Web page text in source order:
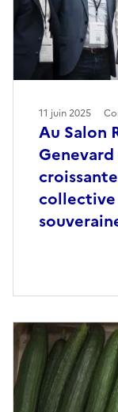
Au Salon
collective
11 juin 2025